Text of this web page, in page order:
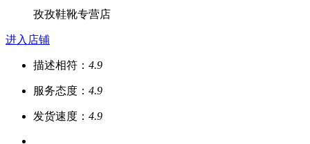
孜孜鞋靴专营店
进入店铺
描述相符： 4.9
服务态度： 4.9
发货速度： 4.9